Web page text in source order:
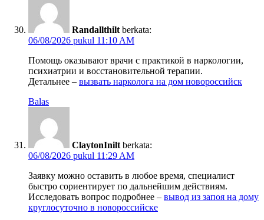
Randallthilt berkata:
06/08/2026 pukul 11:10 AM
Помощь оказывают врачи с практикой в наркологии,
психиатрии и восстановительной терапии.
Детальнее – вызвать нарколога на дом новороссийск
Balas
ClaytonInilt berkata:
06/08/2026 pukul 11:29 AM
Заявку можно оставить в любое время, специалист
быстро сориентирует по дальнейшим действиям.
Исследовать вопрос подробнее – вывод из запоя на дому
круглосуточно в новороссийске